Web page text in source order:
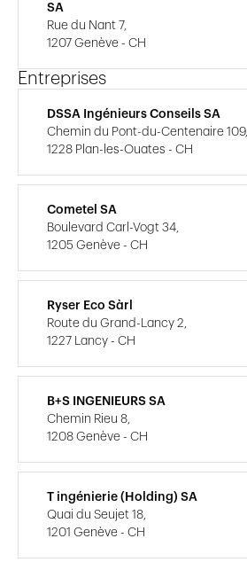
SA
Rue du Nant 7,
1207 Genève - CH
Entreprises
DSSA Ingénieurs Conseils SA
Chemin du Pont-du-Centenaire 109,
1228 Plan-les-Ouates - CH
Cometel SA
Boulevard Carl-Vogt 34,
1205 Genève - CH
Ryser Eco Sàrl
Route du Grand-Lancy 2,
1227 Lancy - CH
B+S INGENIEURS SA
Chemin Rieu 8,
1208 Genève - CH
T ingénierie (Holding) SA
Quai du Seujet 18,
1201 Genève - CH